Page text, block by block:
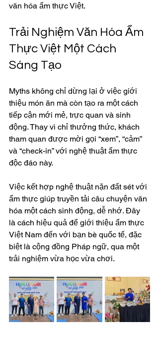
văn hóa ẩm thực Việt.
Trải Nghiệm Văn Hóa Ẩm
Thực Việt Một Cách
Sáng Tạo
Myths không chỉ dừng lại ở việc giới
thiệu món ăn mà còn tạo ra một cách
tiếp cận mới mẻ, trực quan và sinh
động. Thay vì chỉ thưởng thức, khách
tham quan được mời gọi “xem”, “cảm”
và “check-in” với nghệ thuật ẩm thực
độc đáo này.
Việc kết hợp nghệ thuật nặn đất sét với
ẩm thực giúp truyền tải câu chuyện văn
hóa một cách sinh động, dễ nhớ. Đây
là cách hiệu quả để giới thiệu ẩm thực
Việt Nam đến với bạn bè quốc tế, đặc
biệt là cộng đồng Pháp ngữ, qua một
trải nghiệm vừa học vừa chơi.